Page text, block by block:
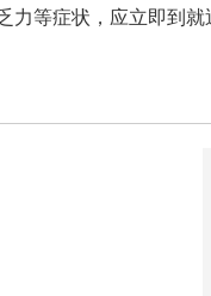
力等症状，应立即到